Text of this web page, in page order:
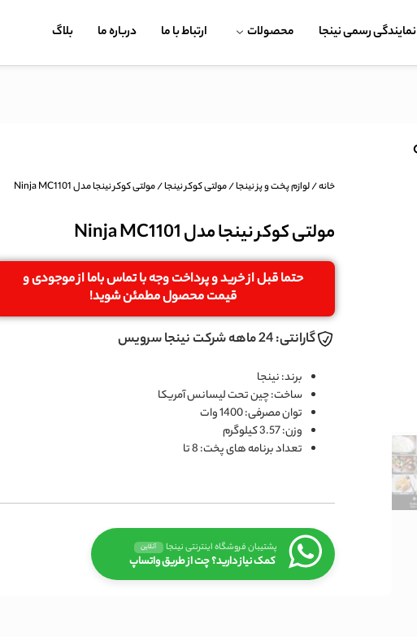
نمایندگی رسمی نینجا محصولات ارتباط با ما درباره ما بلاگ
خانه/لوازم پخت و پز نینجا/مولتی کوکر نینجا/ مولتی کوکر نینجا مدل Ninja MC1101
مولتی کوکر نینجا مدل Ninja MC1101
حتما قبل از خرید و پرداخت وجه با تماس باما از موجودی و
قیمت محصول مطمئن شوید!
گارانتی: 24 ماهه شرکت نینجا سرویس
برند: نینجا
ساخت: چین تحت لیسانس آمریکا
توان مصرفی: 1400 وات
وزن: 3.57 کیلوگرم
تعداد برنامه های پخت: 8 تا
پشتیبان فروشگاه اینترنتی نینجا آنلاین
کمک نیاز دارید؟ چت از طریق واتساپ